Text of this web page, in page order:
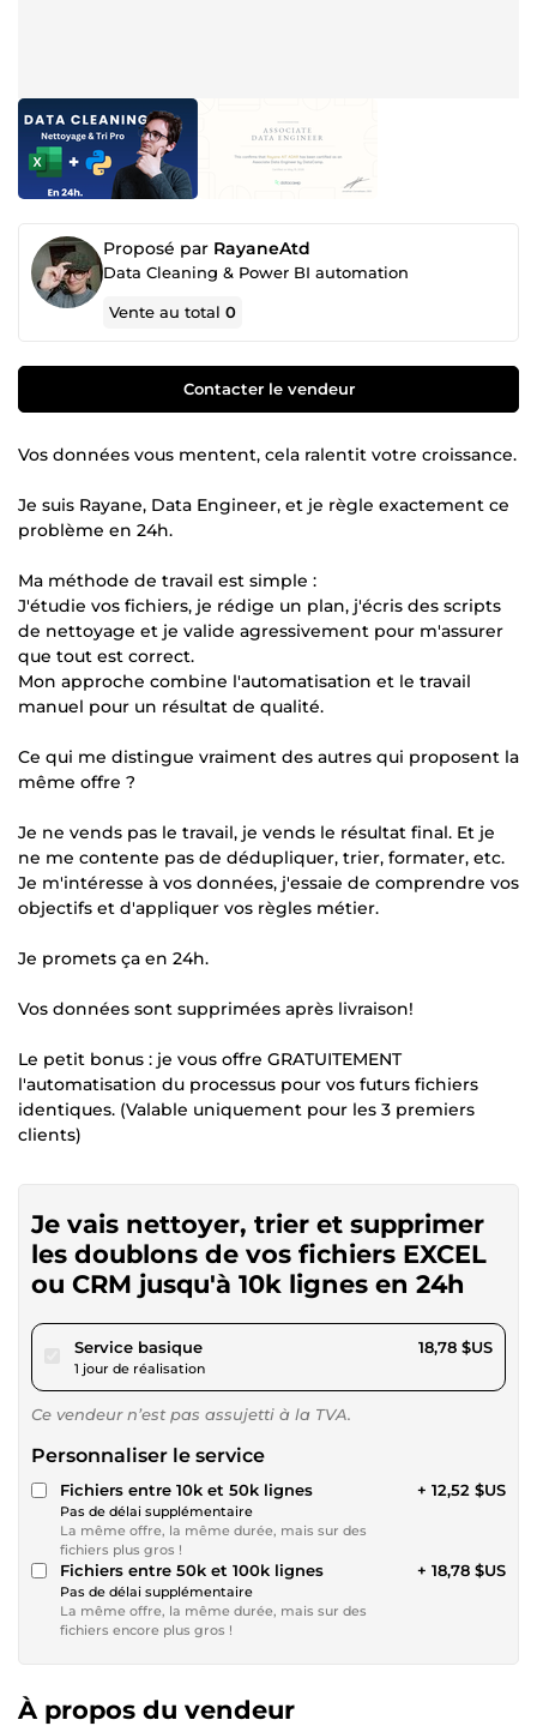
Proposé par RayaneAtd
Data Cleaning & Power BI automation
Vente au total0
Contacter le vendeur
Vos données vous mentent, cela ralentit votre croissance.
Je suis Rayane, Data Engineer, et je règle exactement ce
problème en 24h.
Ma méthode de travail est simple :
J'étudie vos fichiers, je rédige un plan, j'écris des scripts
de nettoyage et je valide agressivement pour m'assurer
que tout est correct.
Mon approche combine l'automatisation et le travail
manuel pour un résultat de qualité.
Ce qui me distingue vraiment des autres qui proposent la
même offre ?
Je ne vends pas le travail, je vends le résultat final. Et je
ne me contente pas de dédupliquer, trier, formater, etc.
Je m'intéresse à vos données, j'essaie de comprendre vos
objectifs et d'appliquer vos règles métier.
Je promets ça en 24h.
Vos données sont supprimées après livraison!
Le petit bonus : je vous offre GRATUITEMENT
l'automatisation du processus pour vos futurs fichiers
identiques. (Valable uniquement pour les 3 premiers
clients)
Je vais nettoyer, trier et supprimer
les doublons de vos fichiers EXCEL
ou CRM jusqu'à 10k lignes en 24h
Service basiquepour 17,31 $US
1 jour de réalisation
18,78 $US
Ce vendeur n’est pas assujetti à la TVA.
Personnaliser le service
Fichiers entre 10k et 50k lignes
Pas de délai supplémentaire
La même offre, la même durée, mais sur des
fichiers plus gros !
+ 12,52 $US
Fichiers entre 50k et 100k lignes
Pas de délai supplémentaire
La même offre, la même durée, mais sur des
fichiers encore plus gros !
+ 18,78 $US
À propos du vendeur